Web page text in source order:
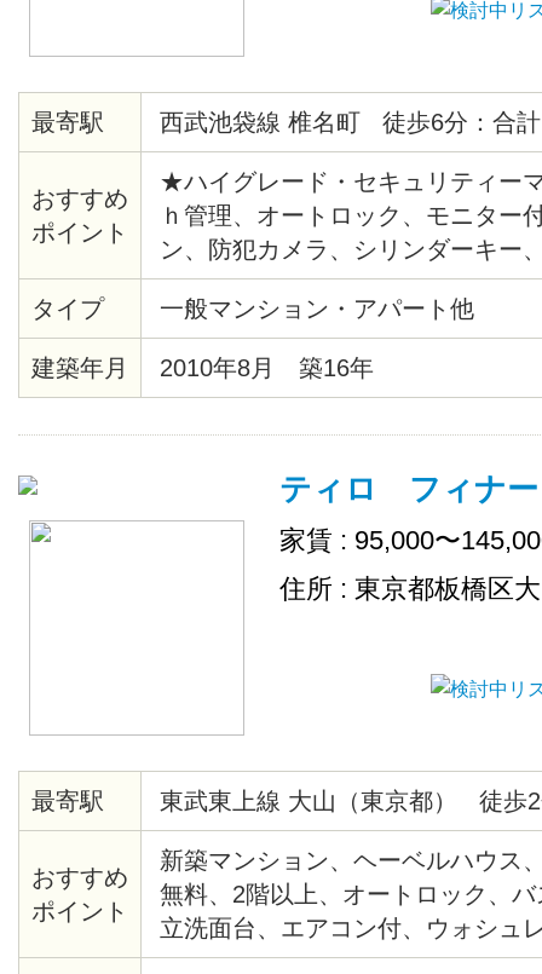
最寄駅 西武池袋線 椎名町 徒歩6分：合
おすすめ
ポイント
★ハイグレード・セキュリティ
ｈ管理、オートロック、モニター
ン、防犯カメラ、シリンダーキー
報システム、給湯、バストイレ別
座、角部屋、出窓、バルコニー、
ア、各居室照明、ピクチャーレー
ステム、クローゼット、シューズ
敷地内ごみ置き場、ネット使用料
タイプ 一般マンション・アパート他
建築年月 2010年8月 築16年
ティロ フィナ
家賃 : 95,000〜
住所 : 東京都板橋区
最寄駅 東武東上線 大山（東京都） 徒歩
おすすめ
ポイント
新築マンション、ヘーベルハウス
無料、2階以上、オートロック、
立洗面台、エアコン付、ウォシュ
機、追い炊き、室内物干し、複層